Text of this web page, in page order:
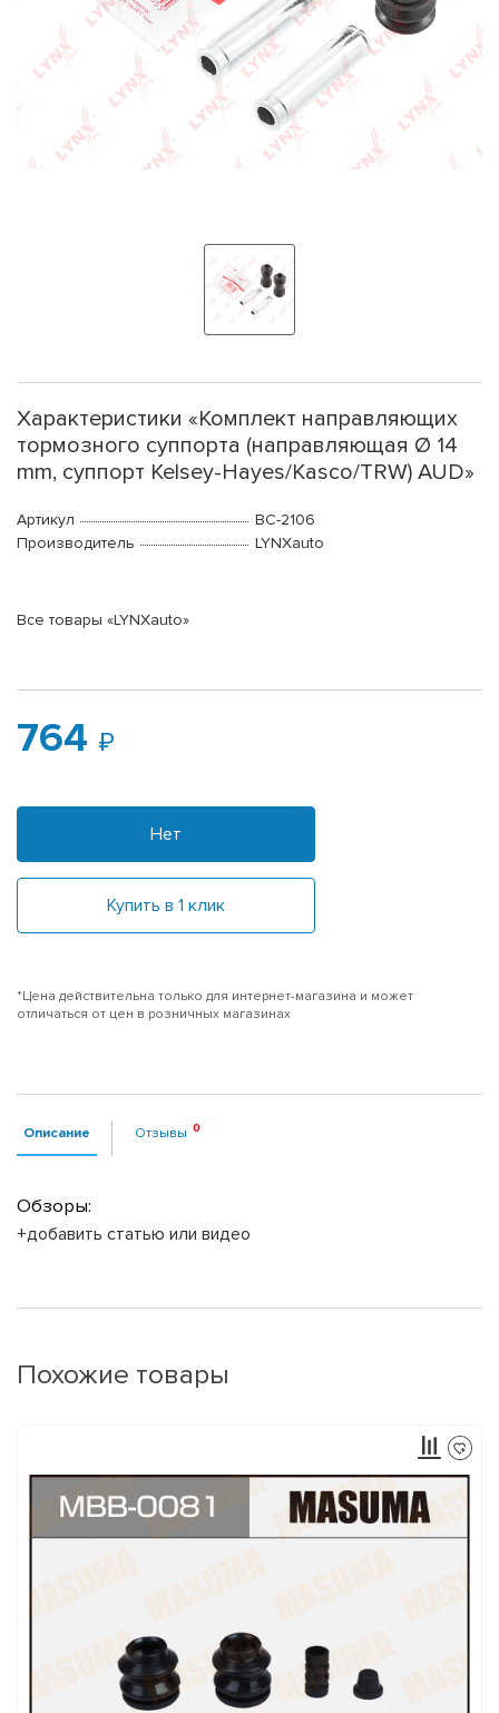
Характеристики «Комплект направляющих
тормозного суппорта (направляющая Ø 14
mm, суппорт Kelsey-Hayes/Kasco/TRW) AUD»
Артикул
BC-2106
Производитель
LYNXauto
Все товары «LYNXauto»
764
Нет
Купить в 1 клик
*Цена действительна только для интернет-магазина и может
отличаться от цен в розничных магазинах
Описание Отзывы
Обзоры:
+добавить статью или видео
Похожие товары